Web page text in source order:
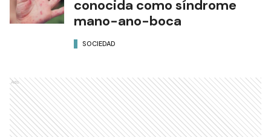
conocida como síndrome
mano-ano-boca
SOCIEDAD
Ads